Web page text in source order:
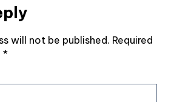
will not be published. Required
*